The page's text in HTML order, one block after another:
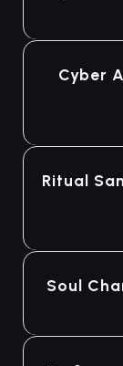
Cyber
Ritual
Soul